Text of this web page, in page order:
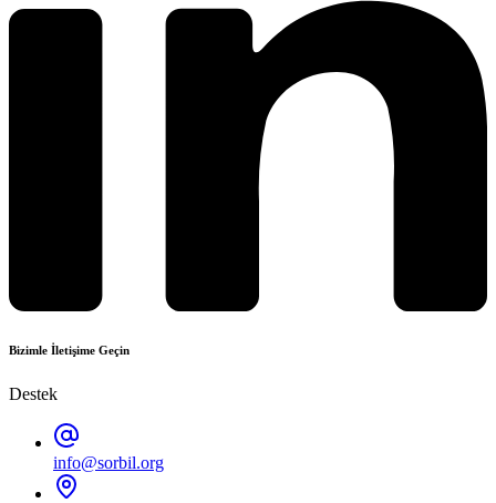
Bizimle İletişime Geçin
Destek
info@sorbil.org